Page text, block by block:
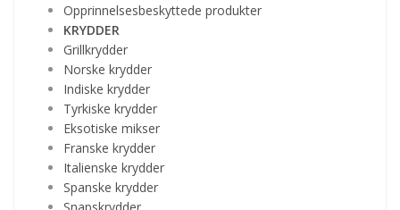
Opprinnelsesbeskyttede produkter
KRYDDER
Grillkrydder
Norske krydder
Indiske krydder
Tyrkiske krydder
Eksotiske mikser
Franske krydder
Italienske krydder
Spanske krydder